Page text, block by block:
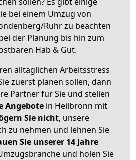
bei einem Umzug von
Ruhr zu beachten
der Planung bis hin zum
Hab & Gut.
alltäglichen Arbeitsstress
zuerst planen sollen, dann
Partner für Sie und stellen
Angebote in Heilbronn mit
Sie nicht, unsere
zu nehmen und lehnen Sie
Sie unserer 14 Jahre
und holen Sie